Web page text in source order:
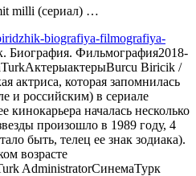
milli (сериал) …
biografiya-filmografiya-
Биография. Фильмография2018-
АктерыактерыBurcu Biricik /
актриса, которая запомнилась
и российским) в сериале
началась несколько
произошло в 1989 году, 4
быть, телец ее знак зодиака).
возрасте
AdministratorСинемаТурк